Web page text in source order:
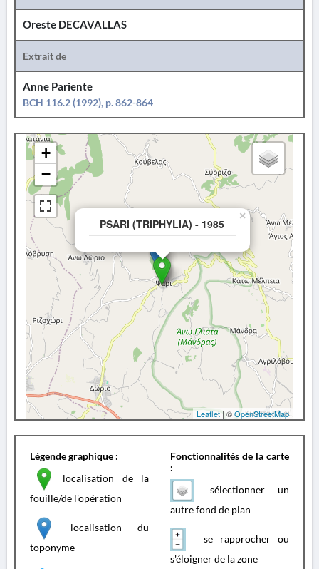
Oreste DECAVALLAS
Extrait de
Anne Pariente
BCH 116.2 (1992), p. 862-864
PSARI (TRIPHYLIA) - 1985
×
+
−
Leaflet | ©OpenStreetMap
Légende graphique :
localisation de la
fouille/de l'opération
localisation du
toponyme
Fonctionnalités de la carte
:
sélectionner un
autre fond de plan
se rapprocher ou
s'éloigner de la zone